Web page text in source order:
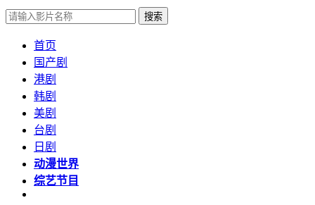
搜索
首页
国产剧
港剧
韩剧
美剧
台剧
日剧
动漫世界
综艺节目